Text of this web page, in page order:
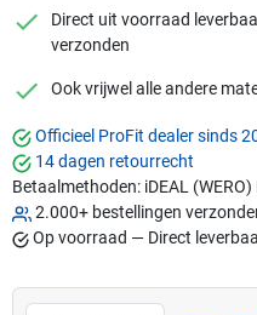
checkmark
Direct uit voorraad
verzonden
checkmark
Ook vrijwel alle andere
Officieel ProFit dealer sinds
14 dagen retourrecht
Betaalmethoden: iDEAL (WERO)
2.000+ bestellingen
Op voorraad — Direct